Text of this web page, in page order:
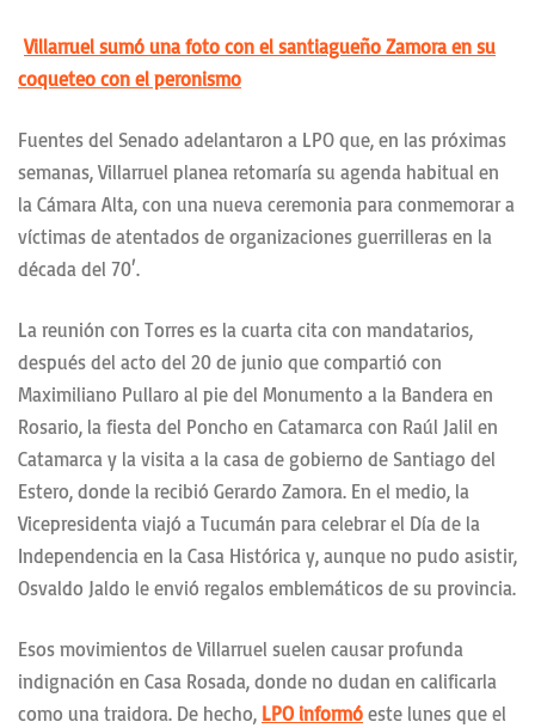
Villarruel sumó una foto con el santiagueño Zamora en su
coqueteo con el peronismo
Fuentes del Senado adelantaron a LPO que, en las próximas
semanas, Villarruel planea retomaría su agenda habitual en
la Cámara Alta, con una nueva ceremonia para conmemorar a
víctimas de atentados de organizaciones guerrilleras en la
década del 70′.
La reunión con Torres es la cuarta cita con mandatarios,
después del acto del 20 de junio que compartió con
Maximiliano Pullaro al pie del Monumento a la Bandera en
Rosario, la fiesta del Poncho en Catamarca con Raúl Jalil en
Catamarca y la visita a la casa de gobierno de Santiago del
Estero, donde la recibió Gerardo Zamora. En el medio, la
Vicepresidenta viajó a Tucumán para celebrar el Día de la
Independencia en la Casa Histórica y, aunque no pudo asistir,
Osvaldo Jaldo le envió regalos emblemáticos de su provincia.
Esos movimientos de Villarruel suelen causar profunda
indignación en Casa Rosada, donde no dudan en calificarla
como una traidora. De hecho, LPO informó este lunes que el